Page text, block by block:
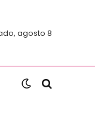
agosto 8